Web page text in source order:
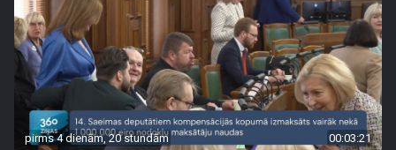
pirms 4 dienām, 20 stundām 00:03:21